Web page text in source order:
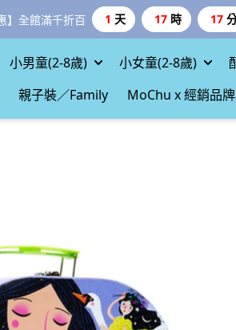
】全館滿千折百 1 天 17 時 17
小男童(2-8歲) 小女童(2-8歲)
親子裝／Family MoChu x 經銷品